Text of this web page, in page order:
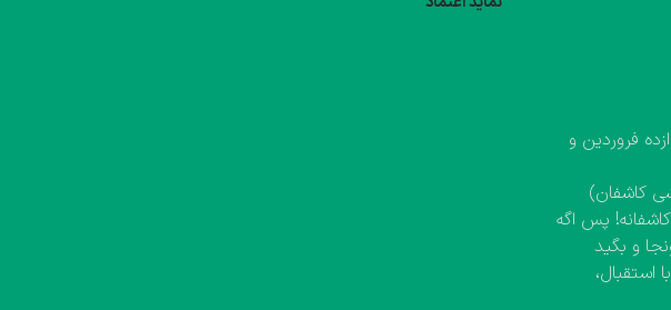
فروردین و
پس اگه
و بگید
استقبال،